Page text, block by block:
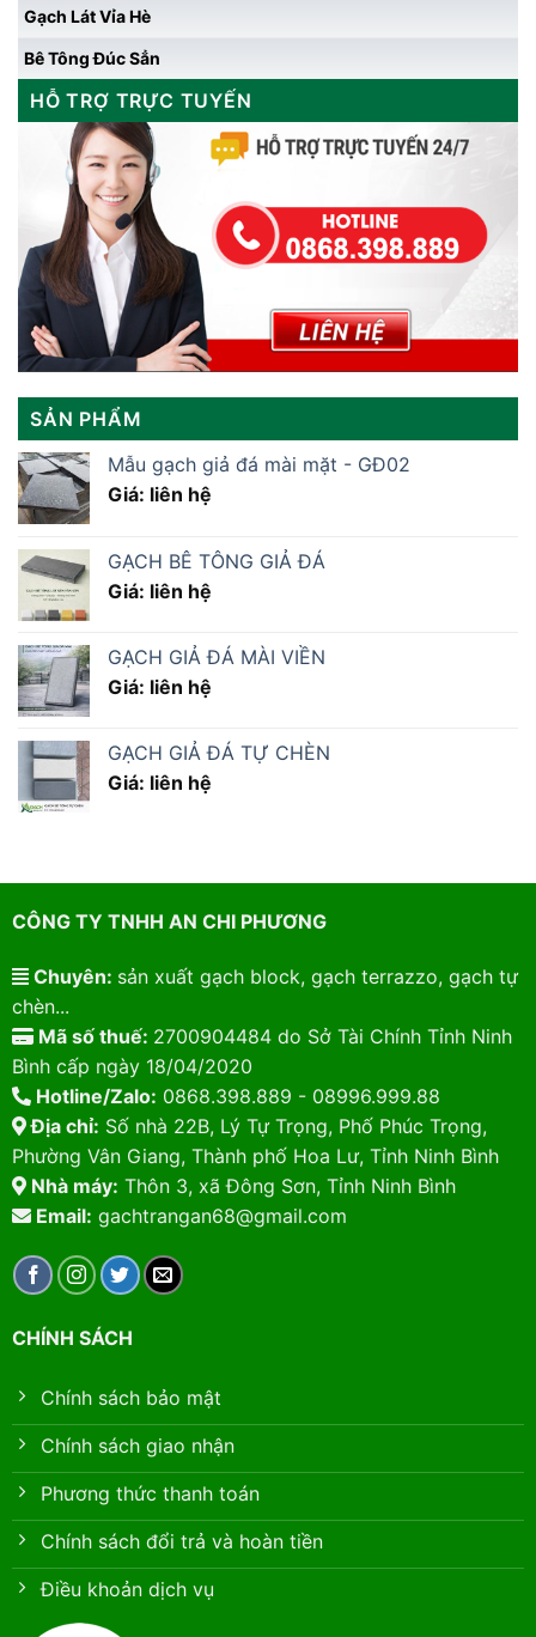
Gạch Lát Vỉa Hè
Bê Tông Đúc Sẳn
HỖ TRỢ TRỰC TUYẾN
SẢN PHẨM
Mẫu gạch giả đá mài mặt - GĐ02
Giá: liên hệ
GẠCH BÊ TÔNG GIẢ ĐÁ
Giá: liên hệ
GẠCH GIẢ ĐÁ MÀI VIỀN
Giá: liên hệ
GẠCH GIẢ ĐÁ TỰ CHÈN
Giá: liên hệ
CÔNG TY TNHH AN CHI PHƯƠNG
Chuyên: sản xuất gạch block, gạch terrazzo, gạch tự
chèn...
Mã số thuế: 2700904484 do Sở Tài Chính Tỉnh Ninh
Bình cấp ngày 18/04/2020
Hotline/Zalo: 0868.398.889 - 08996.999.88
Địa chỉ: Số nhà 22B, Lý Tự Trọng, Phố Phúc Trọng,
Phường Vân Giang, Thành phố Hoa Lư, Tỉnh Ninh Bình
Nhà máy: Thôn 3, xã Đông Sơn, Tỉnh Ninh Bình
Email: gachtrangan68@gmail.com
CHÍNH SÁCH
Chính sách bảo mật
Chính sách giao nhận
Phương thức thanh toán
Chính sách đổi trả và hoàn tiền
Điều khoản dịch vụ